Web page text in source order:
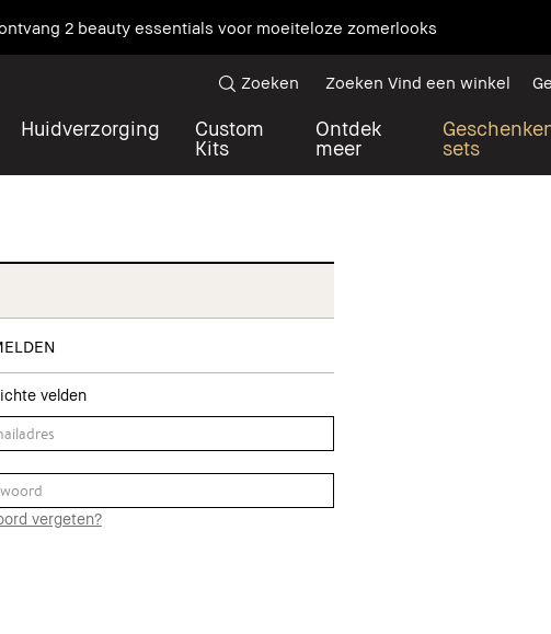
2 beauty essentials voor moeiteloze zomerlooks
Huidverzorging
Custom
Kits
Ontdek
meer
sets
Zoeken Zoeken Vind een winkel
velden
vergeten?